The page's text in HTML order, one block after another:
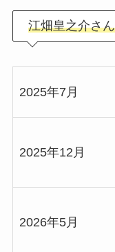
江畑皇之介さ
2025年7月
2025年12月
2026年5月